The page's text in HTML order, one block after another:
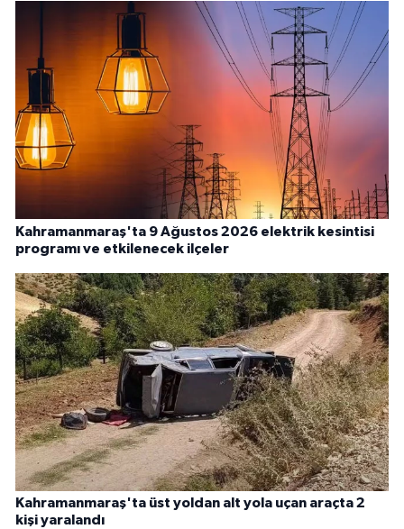
Kahramanmaraş'ta 9 Ağustos 2026 elektrik kesintisi
programı ve etkilenecek ilçeler
Kahramanmaraş'ta üst yoldan alt yola uçan araçta 2
kişi yaralandı